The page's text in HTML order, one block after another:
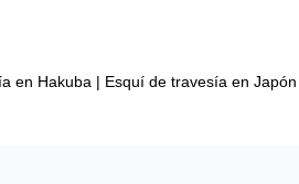
en Hakuba | Esquí de travesía en Japón